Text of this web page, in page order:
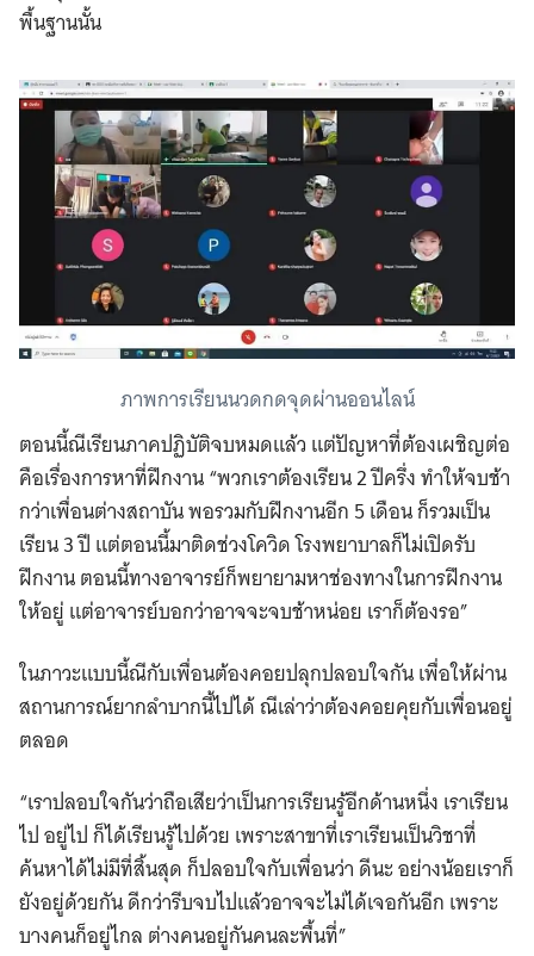
พื้นฐานนั้น
ภาพการเรียนนวดกดจุดผ่านออนไลน์
ตอนนี้ณีเรียนภาคปฏิบัติจบหมดแล้ว แต่ปัญหาที่ต้องเผชิญต่อ
คือเรื่องการหาที่ฝึกงาน “พวกเราต้องเรียน 2 ปีครึ่ง ทำให้จบช้า
กว่าเพื่อนต่างสถาบัน พอรวมกับฝึกงานอีก 5 เดือน ก็รวมเป็น
เรียน 3 ปี แต่ตอนนี้มาติดช่วงโควิด โรงพยาบาลก็ไม่เปิดรับ
ฝึกงาน ตอนนี้ทางอาจารย์ก็พยายามหาช่องทางในการฝึกงาน
ให้อยู่ แต่อาจารย์บอกว่าอาจจะจบช้าหน่อย เราก็ต้องรอ”
ในภาวะแบบนี้ณีกับเพื่อนต้องคอยปลุกปลอบใจกัน เพื่อให้ผ่าน
สถานการณ์ยากลำบากนี้ไปได้ ณีเล่าว่าต้องคอยคุยกับเพื่อนอยู่
ตลอด
“เราปลอบใจกันว่าถือเสียว่าเป็นการเรียนรู้อีกด้านหนึ่ง เราเรียน
ไป อยู่ไป ก็ได้เรียนรู้ไปด้วย เพราะสาขาที่เราเรียนเป็นวิชาที่
ค้นหาได้ไม่มีที่สิ้นสุด ก็ปลอบใจกับเพื่อนว่า ดีนะ อย่างน้อยเราก็
ยังอยู่ด้วยกัน ดีกว่ารีบจบไปแล้วอาจจะไม่ได้เจอกันอีก เพราะ
บางคนก็อยู่ไกล ต่างคนอยู่กันคนละพื้นที่”